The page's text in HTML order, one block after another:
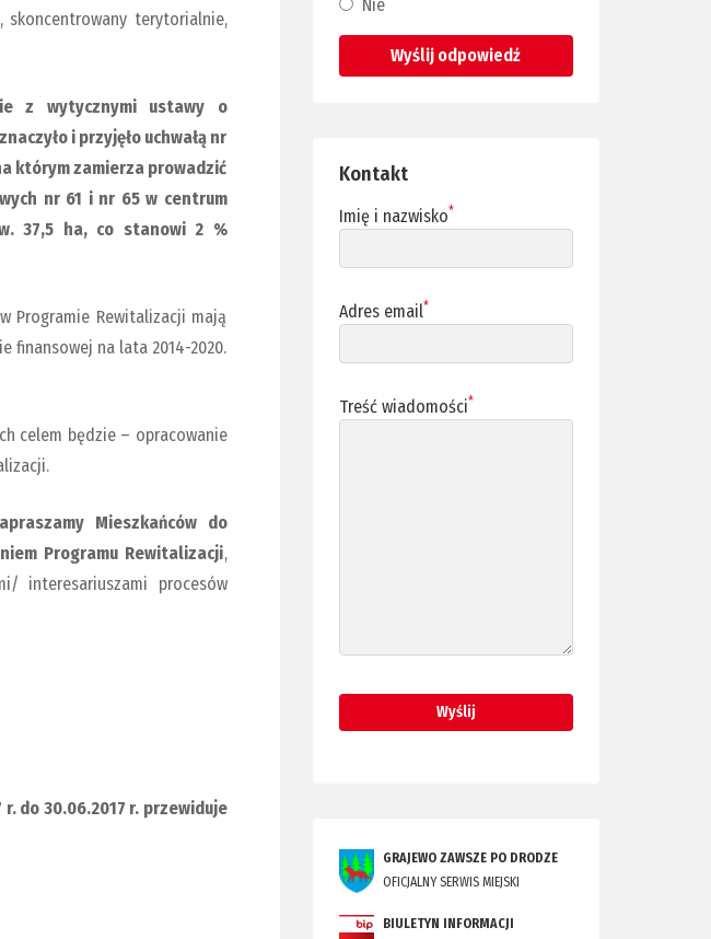
skoncentrowany terytorialnie,
z wytycznymi ustawy o
i przyjęło uchwałą nr
którym zamierza prowadzić
nr 61 i nr 65 w centrum
37,5 ha, co stanowi 2 %
Programie Rewitalizacji mają
finansowej na lata 2014-2020.
celem będzie – opracowanie
Mieszkańców do
Programu Rewitalizacji,
interesariuszami procesów
do 30.06.2017 r. przewiduje
Nie
Wyślij odpowiedź
Kontakt
Imię i nazwisko*
Adres email*
Treść wiadomości*
GRAJEWO ZAWSZE PO DRODZE
OFICJALNY SERWIS MIEJSKI
BIULETYN INFORMACJI